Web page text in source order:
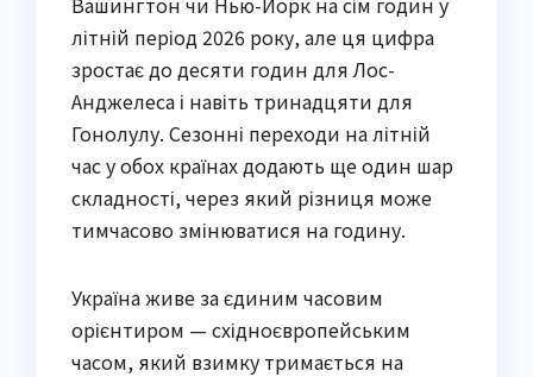
літній період 2026 року, але ця цифра
зростає до десяти годин для Лос-
Анджелеса і навіть тринадцяти для
Гонолулу. Сезонні переходи на літній
час у обох країнах додають ще один шар
складності, через який різниця може
тимчасово змінюватися на годину.
Україна живе за єдиним часовим
орієнтиром — східноєвропейським
часом, який взимку тримається на